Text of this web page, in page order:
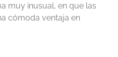
muy inusual, en que las
cómoda ventaja en